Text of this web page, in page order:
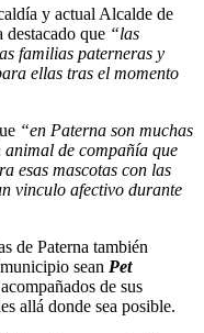
y actual Alcalde de
destacado que “las
familias paterneras y
ellas tras el momento
“en Paterna son muchas
animal de compañía que
esas mascotas con las
vinculo afectivo durante
de Paterna también
sean Pet
de sus
allá donde sea posible.